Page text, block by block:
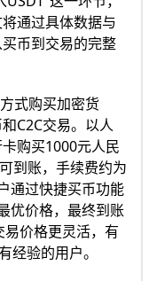
通过具体数据与
币到交易的完整
式购买加密货
C2C交易。以人
购买1000元人民
到账，手续费约为
通过快捷买币功能
优价格，最终到账
易价格更灵活，有
经验的用户。